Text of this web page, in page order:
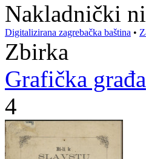
Nakladnički
Digitalizirana zagrebačka baština •
Zbirka
Grafička građa
4